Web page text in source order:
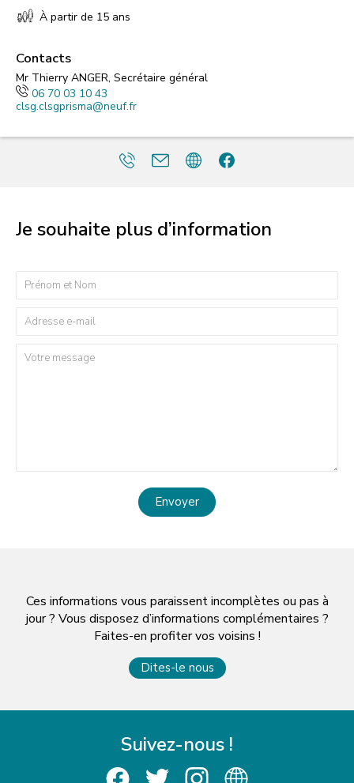
À partir de 15 ans
Contacts
Mr Thierry ANGER, Secrétaire général
06 70 03 10 43
clsg.clsgprisma@neuf.fr
Je souhaite plus d’information
Envoyer
Ces informations vous paraissent incomplètes ou pas à
jour ? Vous disposez d’informations complémentaires ?
Faites-en profiter vos voisins !
Dites-le nous
Suivez-nous !